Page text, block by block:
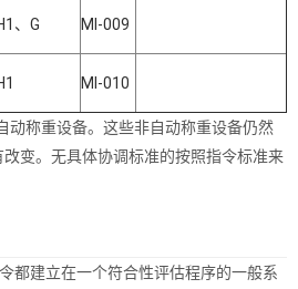
、G MI-009
MI-010
动称重设备。这些非自动称重设备仍然
变。无具体协调标准的按照指令标准来
都建立在一个符合性评估程序的一般系